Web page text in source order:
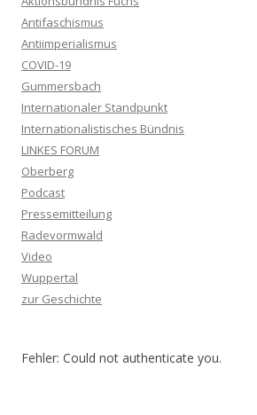
Antifaschismus
Antiimperialismus
COVID-19
Gummersbach
Internationaler Standpunkt
Internationalistisches Bündnis
LINKES FORUM
Oberberg
Podcast
Pressemitteilung
Radevormwald
Video
Wuppertal
zur Geschichte
Fehler: Could not authenticate you.